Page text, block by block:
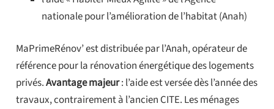
nationale pour l’amélioration de l’habitat (Anah)
MaPrimeRénov’ est distribuée par l’Anah, opérateur de
référence pour la rénovation énergétique des logements
privés.Avantage majeur: l’aide est versée dès l’année des
travaux, contrairement à l’ancien CITE. Les ménages